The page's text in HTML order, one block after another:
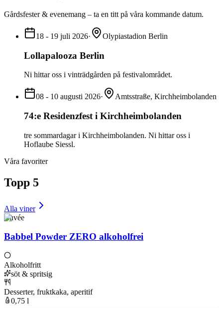
Gårdsfester & evenemang – ta en titt på våra kommande datum.
18 - 19 juli 2026· Olypiastadion Berlin
Lollapalooza Berlin
Ni hittar oss i vinträdgården på festivalområdet.
08 - 10 augusti 2026· Amtsstraße, Kirchheimbolanden
74:e Residenzfest i Kirchheimbolanden
tre sommardagar i Kirchheimbolanden. Ni hittar oss i
Hoflaube Siessl.
Våra favoriter
Topp 5
Alla viner
Cuvée
Babbel Powder ZERO alkoholfrei
Alkoholfritt
söt & spritsig
Desserter, fruktkaka, aperitif
0,75 l